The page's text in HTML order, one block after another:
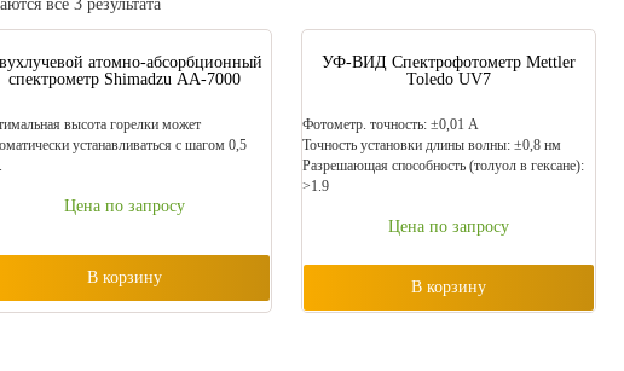
все 3 результата
атомно-абсорбционный
спектрометр Shimadzu AA-7000
высота горелки может
устанавливаться с шагом 0,5
Цена по запросу
В корзину
УФ-ВИД Спектрофотометр Mettler
Toledo UV7
Фотометр. точность: ±0,01 А
Точность установки длины волны: ±0,8 нм
Разрешающая способность (толуол в гексане):
>1.9
Цена по запросу
В корзину